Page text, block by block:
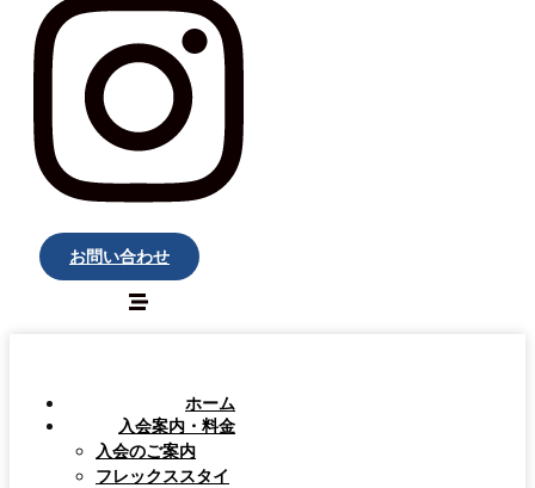
お問い合わせ
ホーム
入会案内・料金
入会のご案内
フレックススタイ